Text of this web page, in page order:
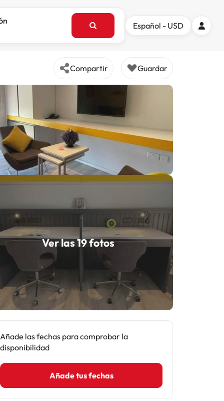
Español - USD
Compartir Guardar
Ver las 19 fotos
Añade las fechas para comprobar la
disponibilidad
Añade tus fechas